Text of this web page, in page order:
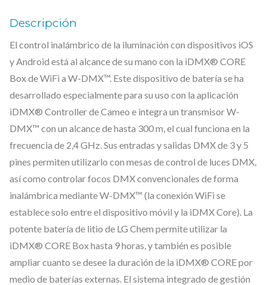
.
C
W
i
F
i
T
o
W
-
D
M
Descripción
El control inalámbrico de la iluminación con dispositivos iOS
y Android está al alcance de su mano con la iDMX® CORE
Box de WiFi a W-DMX™. Este dispositivo de batería se ha
desarrollado especialmente para su uso con la aplicación
iDMX® Controller de Cameo e integra un transmisor W-
DMX™ con un alcance de hasta 300 m, el cual funciona en la
frecuencia de 2,4 GHz. Sus entradas y salidas DMX de 3 y 5
pines permiten utilizarlo con mesas de control de luces DMX,
así como controlar focos DMX convencionales de forma
inalámbrica mediante W-DMX™ (la conexión WiFi se
establece solo entre el dispositivo móvil y la iDMX Core). La
potente batería de litio de LG Chem permite utilizar la
iDMX® CORE Box hasta 9 horas, y también es posible
ampliar cuanto se desee la duración de la iDMX® CORE por
medio de baterías externas. El sistema integrado de gestión